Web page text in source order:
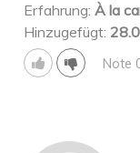
Erfahrung:À la
Hinzugefügt:
Note